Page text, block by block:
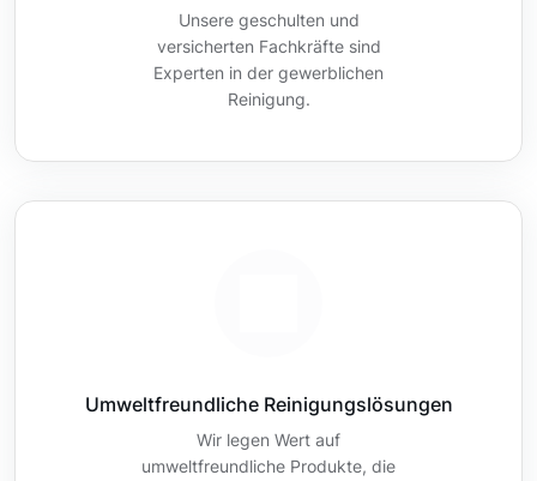
Unsere geschulten und
versicherten Fachkräfte sind
Experten in der gewerblichen
Reinigung.
Umweltfreundliche Reinigungslösungen
Wir legen Wert auf
umweltfreundliche Produkte, die